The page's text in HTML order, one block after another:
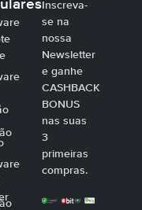
Inscreva-
se na
nossa
Newsletter
e ganhe
CASHBACK
BONUS
nas suas
3
primeiras
compras.